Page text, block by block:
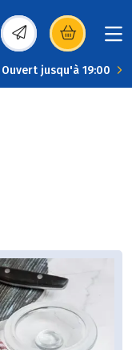
(s’ouvre dans une
Ouvert jusqu'à 19:00